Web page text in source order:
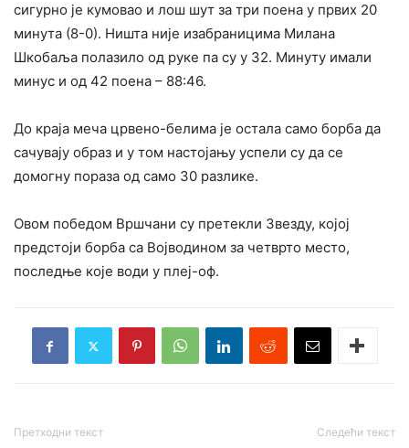
сигурно је кумовао и лош шут за три поена у првих 20
минута (8-0). Ништа није изабраницима Милана
Шкобаља полазило од руке па су у 32. Минуту имали
минус и од 42 поена – 88:46.
До краја меча црвено-белима је остала само борба да
сачувају образ и у том настојању успели су да се
домогну пораза од само 30 разлике.
Овом победом Вршчани су претекли Звезду, којој
предстоји борба са Војводином за четврто место,
последње које води у плеј-оф.
Претходни текст Следећи текст